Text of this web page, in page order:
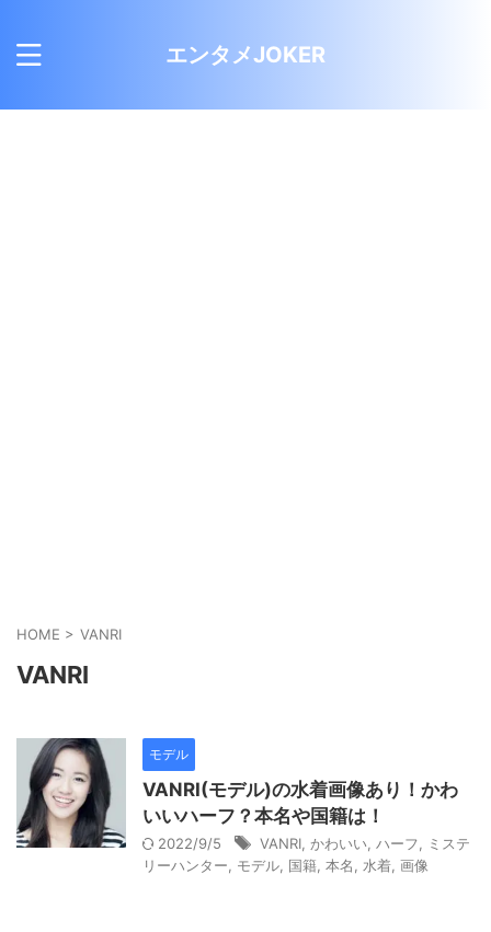
エンタメJOKER
HOME > VANRI
VANRI
モデル
VANRI(モデル)の水着画像あり！かわ
いいハーフ？本名や国籍は！
2022/9/5 VANRI かわいい ハーフ
ミステ
リーハンター
モデル 国籍 本名 水着 画像